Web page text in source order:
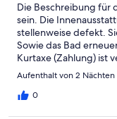
Die Beschreibung für
sein. Die
stellenweise defekt.
Sowie das Bad
Kurtaxe (Zahlung) ist
jeden Fall auf dem
Aufenthalt von 2
0